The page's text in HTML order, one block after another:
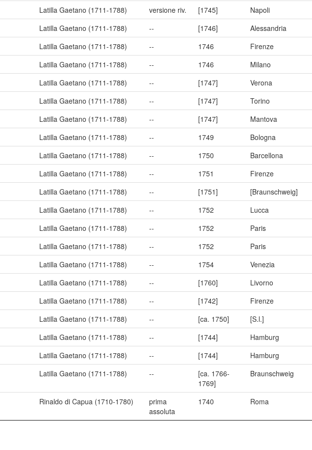
Latilla Gaetano (1711-1788) versione riv. [1745] Napoli
Latilla Gaetano (1711-1788) -- [1746] Alessandria
Latilla Gaetano (1711-1788) -- 1746 Firenze
Latilla Gaetano (1711-1788) -- 1746 Milano
Latilla Gaetano (1711-1788) -- [1747] Verona
Latilla Gaetano (1711-1788) -- [1747] Torino
Latilla Gaetano (1711-1788) -- [1747] Mantova
Latilla Gaetano (1711-1788) -- 1749 Bologna
Latilla Gaetano (1711-1788) -- 1750 Barcellona
Latilla Gaetano (1711-1788) -- 1751 Firenze
Latilla Gaetano (1711-1788) -- [1751] [Braunschweig]
Latilla Gaetano (1711-1788) -- 1752 Lucca
Latilla Gaetano (1711-1788) -- 1752 Paris
Latilla Gaetano (1711-1788) -- 1752 Paris
Latilla Gaetano (1711-1788) -- 1754 Venezia
Latilla Gaetano (1711-1788) -- [1760] Livorno
Latilla Gaetano (1711-1788) -- [1742] Firenze
Latilla Gaetano (1711-1788) -- [ca. 1750] [S.l.]
Latilla Gaetano (1711-1788) -- [1744] Hamburg
Latilla Gaetano (1711-1788) -- [1744] Hamburg
Latilla Gaetano (1711-1788) --
[ca. 1766-
1769]
Braunschweig
Rinaldo di Capua (1710-1780)
prima
assoluta
1740 Roma